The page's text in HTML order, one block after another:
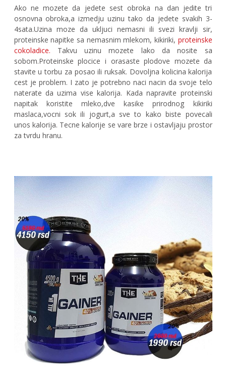
Ako ne mozete da jedete sest obroka na dan jedite tri
osnovna obroka,a izmedju uzinu tako da jedete svakih 3-
4sata.Uzina moze da ukljuci nemasni ili svezi kravlji sir,
proteinske napitke sa nemasnim mlekom, kikiriki, proteinske
cokoladice. Takvu uzinu mozete lako da nosite sa
sobom.Proteinske plocice i orasaste plodove mozete da
stavite u torbu za posao ili ruksak. Dovoljna kolicina kalorija
cest je problem. I zato je potrebno naci nacin da svoje telo
naterate da uzima vise kalorija. Kada napravite proteinski
napitak koristite mleko,dve kasike prirodnog kikiriki
maslaca,vocni sok ili jogurt,a sve to kako biste povecali
unos kalorija. Tecne kalorije se vare brze i ostavljaju prostor
za tvrdu hranu.